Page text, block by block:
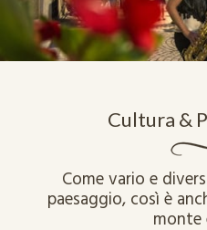
Cultura &
Come vario e
paesaggio, così è
monte